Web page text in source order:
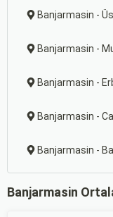
Banjarmasin -
Banjarmasin -
Banjarmasin -
Banjarmasin -
Banjarmasin -
Banjarmasin